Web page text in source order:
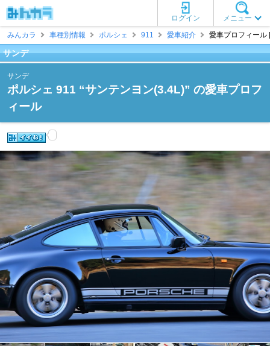
メニュー
ログイン
みんカラ
車種別情報 ポルシェ 911 愛車紹介 愛車プロフィール
サンデ
サンデ
ポルシェ 911 “サンテンヨン(3.4L)” の愛車プロフ
ィール